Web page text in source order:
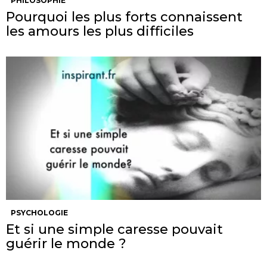
Pourquoi les plus forts connaissent
les amours les plus difficiles
PSYCHOLOGIE
Et si une simple caresse pouvait
guérir le monde ?